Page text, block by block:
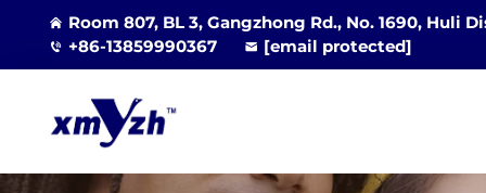
Room 807, BL 3, Gangzhong Rd., No. 1690, Huli
+86-13859990367
[email protected]